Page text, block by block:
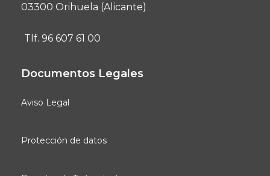
03300 Orihuela (Alicante)
Tlf. 96 607 61 00
Documentos Legales
Aviso Legal
Protección de datos